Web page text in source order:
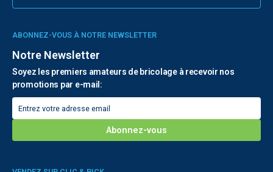
ABONNEZ-VOUS À NOTRE NEWSLETTER
Notre Newsletter
Soyez les premiers amateurs de bricolage à recevoir nos
promotions par e-mail: